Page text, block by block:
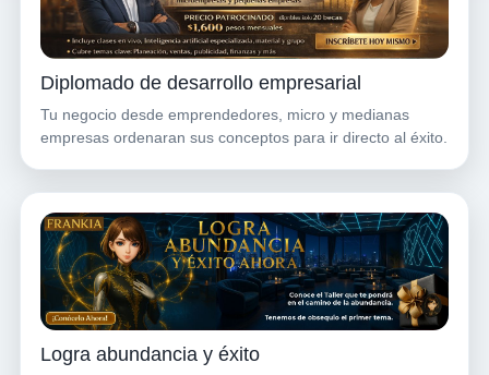
Diplomado de desarrollo empresarial
Tu negocio desde emprendedores, micro y medianas
empresas ordenaran sus conceptos para ir directo al éxito.
Logra abundancia y éxito